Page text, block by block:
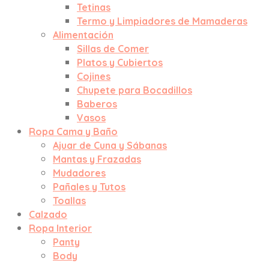
Tetinas
Termo y Limpiadores de Mamaderas
Alimentación
Sillas de Comer
Platos y Cubiertos
Cojines
Chupete para Bocadillos
Baberos
Vasos
Ropa Cama y Baño
Ajuar de Cuna y Sábanas
Mantas y Frazadas
Mudadores
Pañales y Tutos
Toallas
Calzado
Ropa Interior
Panty
Body